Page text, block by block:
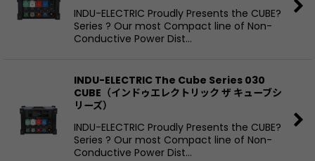
INDU-ELECTRIC Proudly Presents the CUBE?
Series ? Our most Compact line of Non-
Conductive Power Dist…
INDU-ELECTRIC The Cube Series 030
CUBE（インドゥエレクトリック ザ キューブシ
リーズ）
INDU-ELECTRIC Proudly Presents the CUBE?
Series ? Our most Compact line of Non-
Conductive Power Dist…